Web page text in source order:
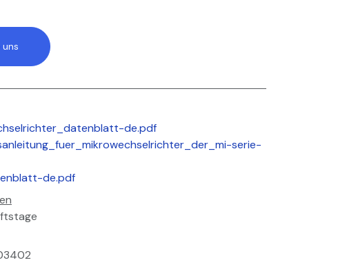
de.pdf
serie-
de.pdf